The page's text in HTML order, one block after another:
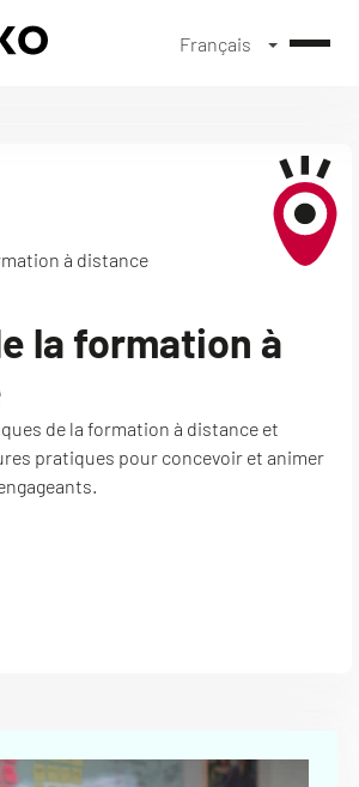
Français
à distance
la formation à
de la formation à distance et
pratiques pour concevoir et animer